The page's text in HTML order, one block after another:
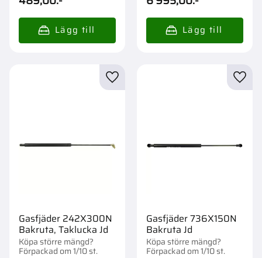
Gasfjäder 242X300N
Bakruta, Taklucka Jd
Köpa större mängd?
Förpackad om 1/10 st.
Lägg till i favoriter
Gasfjäder 736X150N
Bakruta Jd
Köpa större mängd?
Förpackad om 1/10 st.